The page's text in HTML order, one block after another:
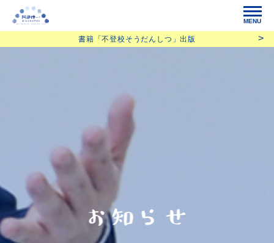
MENU
書籍「不登校そうだんしつ」出版